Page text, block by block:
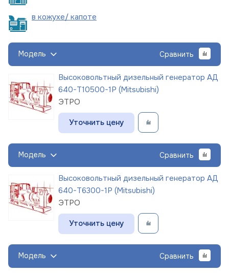
в кожухе/ капоте
Модель Сравнить
Высоковольтный дизельный генератор АД
640-Т10500-1Р (Mitsubishi)
ЭТРО
Уточнить цену
Модель Сравнить
Высоковольтный дизельный генератор АД
640-Т6300-1Р (Mitsubishi)
ЭТРО
Уточнить цену
Модель Сравнить